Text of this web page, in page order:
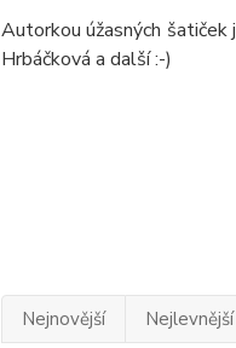
Autorkou úžasných
Hrbáčková a další :-)
Nejnovější Nejlevnější